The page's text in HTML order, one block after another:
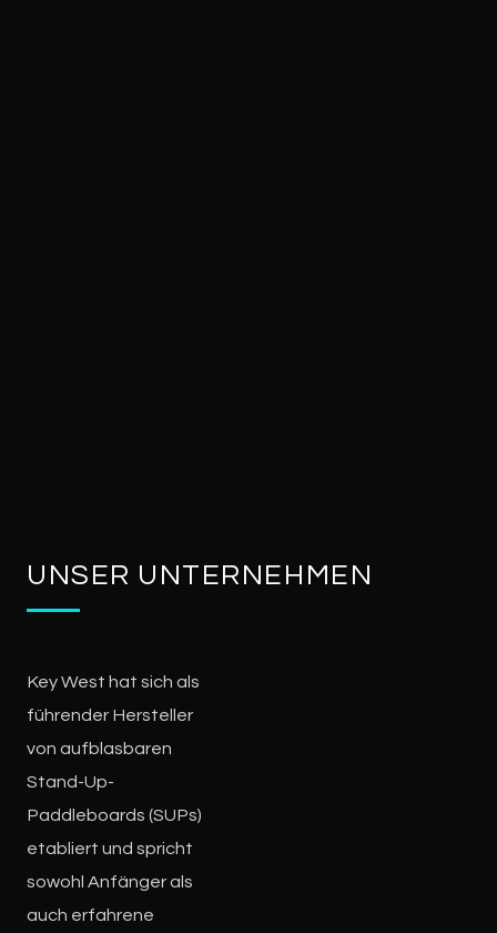
UNSER UNTERNEHMEN
Key West hat sich als
führender Hersteller
von aufblasbaren
Stand-Up-
Paddleboards (SUPs)
etabliert und spricht
sowohl Anfänger als
auch erfahrene